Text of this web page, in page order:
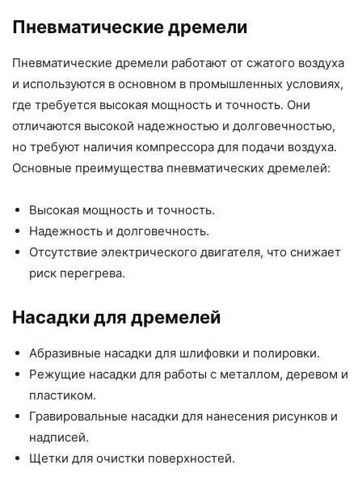
Пневматические дремели
Пневматические дремели работают от сжатого воздуха
и используются в основном в промышленных условиях,
где требуется высокая мощность и точность. Они
отличаются высокой надежностью и долговечностью,
но требуют наличия компрессора для подачи воздуха.
Основные преимущества пневматических дремелей:
Высокая мощность и точность.
Надежность и долговечность.
Отсутствие электрического двигателя, что снижает
риск перегрева.
Насадки для дремелей
Абразивные насадки для шлифовки и полировки.
Режущие насадки для работы с металлом, деревом и
пластиком.
Гравировальные насадки для нанесения рисунков и
надписей.
Щетки для очистки поверхностей.